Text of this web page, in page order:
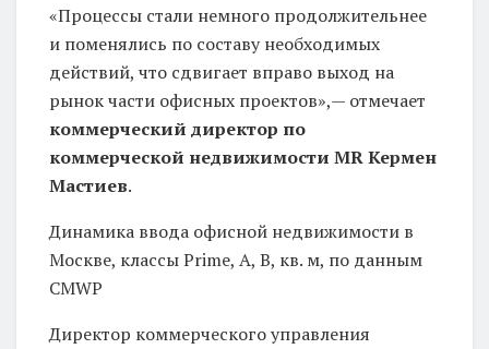
«Процессы стали немного продолжительнее
и поменялись по составу необходимых
действий, что сдвигает вправо выход на
рынок части офисных проектов»,— отмечает
коммерческий директор по
коммерческой недвижимости MR Кермен
Мастиев.
Динамика ввода офисной недвижимости в
Москве, классы Prime, A, B, кв. м, по данным
CMWP
Директор коммерческого управления